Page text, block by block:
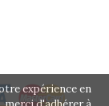
expérience en